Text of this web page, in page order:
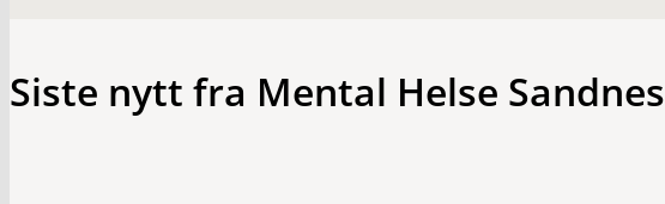
Siste nytt fra Mental Helse Sandnes